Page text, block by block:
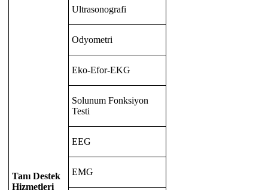
Tanı Destek
Hizmetleri
Ultrasonografi
Odyometri
Eko-Efor-EKG
Solunum Fonksiyon
Testi
EEG
EMG